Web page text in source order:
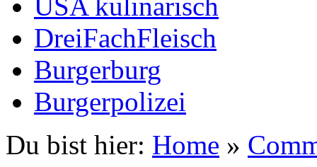
DreiFachFleisch
Burgerburg
Burgerpolizei
Du bist hier: Home »